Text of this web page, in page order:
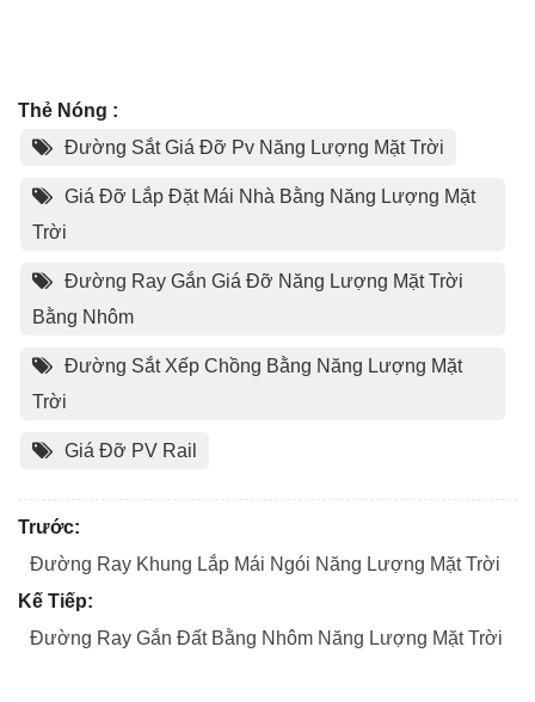
Thẻ Nóng :
Đường Sắt Giá Đỡ Pv Năng Lượng Mặt Trời
Giá Đỡ Lắp Đặt Mái Nhà Bằng Năng Lượng Mặt
Trời
Đường Ray Gắn Giá Đỡ Năng Lượng Mặt Trời
Bằng Nhôm
Đường Sắt Xếp Chồng Bằng Năng Lượng Mặt
Trời
Giá Đỡ PV Rail
Trước:
Đường Ray Khung Lắp Mái Ngói Năng Lượng Mặt Trời
Kế Tiếp:
Đường Ray Gắn Đất Bằng Nhôm Năng Lượng Mặt Trời